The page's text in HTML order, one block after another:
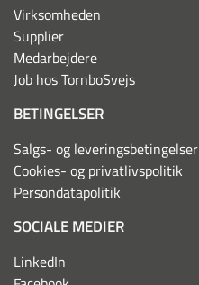
Virksomheden
Supplier
Medarbejdere
Job hos TornboSvejs
BETINGELSER
Salgs- og leveringsbetingelser
Cookies- og privatlivspolitik
Persondatapolitik
SOCIALE MEDIER
LinkedIn